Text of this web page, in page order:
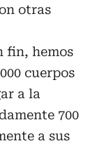
otras
fin, hemos
cuerpos
a la
700
a sus